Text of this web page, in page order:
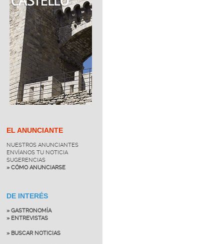
EL ANUNCIANTE
NUESTROS ANUNCIANTES
ENVÍANOS TU NOTICIA
SUGERENCIAS
» CÓMO ANUNCIARSE
DE INTERÉS
» GASTRONOMÍA
» ENTREVISTAS
» BUSCAR NOTICIAS